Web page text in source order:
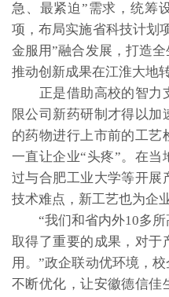
急、最紧迫”需求，统筹
项，布局实施省科技计划
金服用”融合发展，打造
推动创新成果在江淮大地
正是借助高校的智力
限公司新药研制才得以
的药物进行上市前的工艺
一直让企业“头疼”。在当
过与合肥工业大学等开展
技术难点，新工艺也为企
“我们和省内外10多所
取得了重要的成果，对于
用。”政企联动优环境，
不断优化，让安徽德信佳